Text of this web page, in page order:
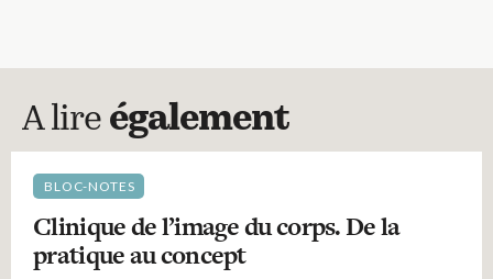
A lire également
BLOC-NOTES
Clinique de l’image du corps. De la
pratique au concept